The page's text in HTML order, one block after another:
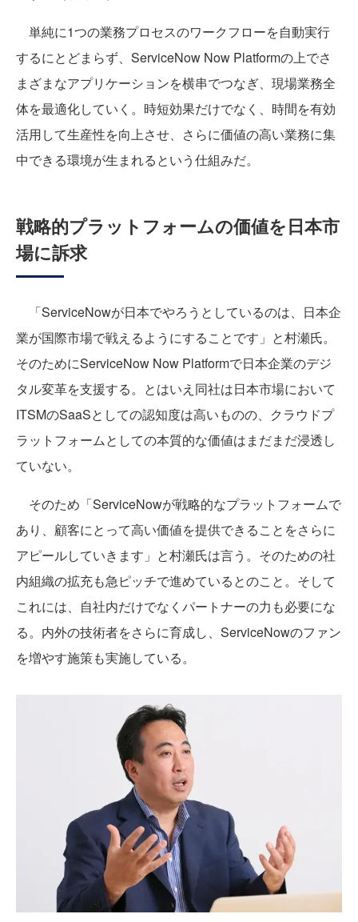
単純に1つの業務プロセスのワークフローを自動実行
するにとどまらず、ServiceNow Now Platformの上でさ
まざまなアプリケーションを横串でつなぎ、現場業務全
体を最適化していく。時短効果だけでなく、時間を有効
活用して生産性を向上させ、さらに価値の高い業務に集
中できる環境が生まれるという仕組みだ。
戦略的プラットフォームの価値を日本市
場に訴求
「ServiceNowが日本でやろうとしているのは、日本企
業が国際市場で戦えるようにすることです」と村瀬氏。
そのためにServiceNow Now Platformで日本企業のデジ
タル変革を支援する。とはいえ同社は日本市場において
ITSMのSaaSとしての認知度は高いものの、クラウドプ
ラットフォームとしての本質的な価値はまだまだ浸透し
ていない。
そのため「ServiceNowが戦略的なプラットフォームで
あり、顧客にとって高い価値を提供できることをさらに
アピールしていきます」と村瀬氏は言う。そのための社
内組織の拡充も急ピッチで進めているとのこと。そして
これには、自社内だけでなくパートナーの力も必要にな
る。内外の技術者をさらに育成し、ServiceNowのファン
を増やす施策も実施している。